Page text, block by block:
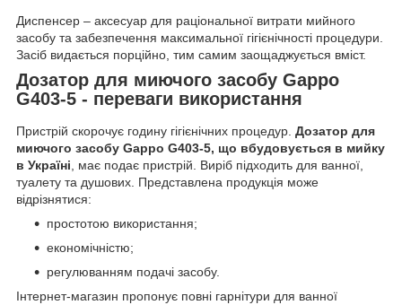
Диспенсер – аксесуар для раціональної витрати мийного
засобу та забезпечення максимальної гігієнічності процедури.
Засіб видається порційно, тим самим заощаджується вміст.
Дозатор для миючого засобу Gappo
G403-5 - переваги використання
Пристрій скорочує годину гігієнічних процедур. Дозатор для
миючого засобу Gappo G403-5, що вбудовується в мийку
в Україні , має подає пристрій. Виріб підходить для ванної,
туалету та душових. Представлена продукція може
відрізнятися:
простотою використання;
економічністю;
регулюванням подачі засобу.
Інтернет-магазин пропонує повні гарнітури для ванної